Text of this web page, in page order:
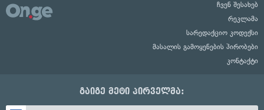
ჩვენ შესახებ
რეკლამა
სარედაქციო კოდექსი
მასალის გამოყენების პირობები
კონტაქტი
გაიგე მეტი პირველმა: